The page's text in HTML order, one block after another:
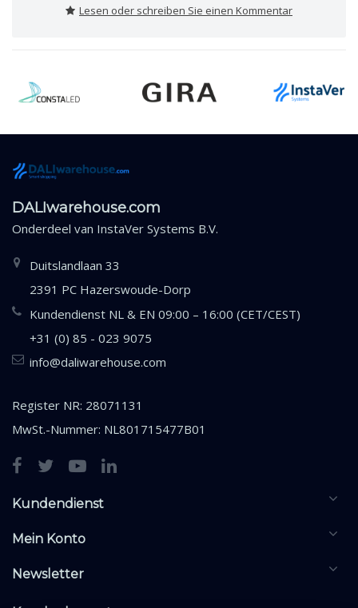
Lesen oder schreiben Sie einen Kommentar
DALIwarehouse.com
Onderdeel van InstaVer Systems B.V.
Duitslandlaan 33
2391 PC Hazerswoude-Dorp
Kundendienst NL & EN 09:00 – 16:00 (CET/CEST)
+31 (0) 85 - 023 9075
info@daliwarehouse.com
Register NR: 28071131
MwSt.-Nummer: NL801715477B01
Kundendienst
Mein Konto
Newsletter